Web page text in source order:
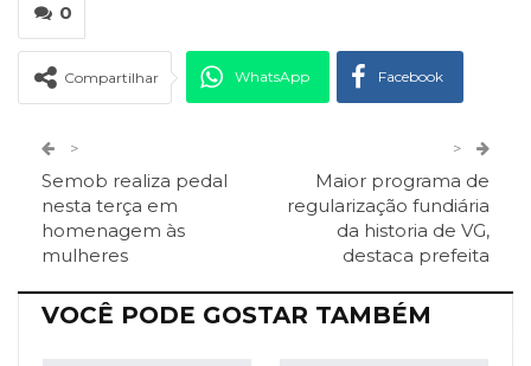
0
Compartilhar WhatsApp Facebook
Telegram
Facebook Messenger O email
>
Semob realiza pedal
nesta terça em
homenagem às
mulheres
>
Maior programa de
regularização fundiária
da historia de VG,
destaca prefeita
VOCÊ PODE GOSTAR TAMBÉM